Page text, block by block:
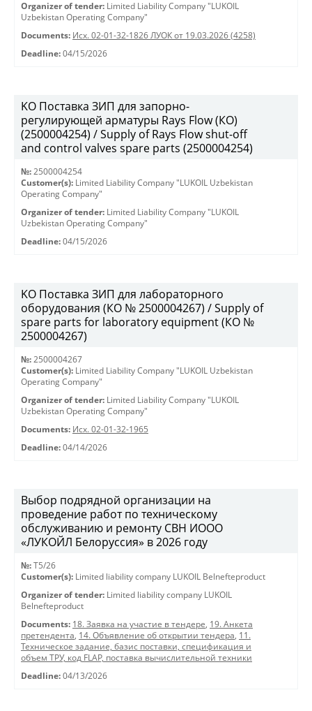
Organizer of tender: Limited Liability Company "LUKOIL
Uzbekistan Operating Company"
Documents: Исх. 02-01-32-1826 ЛУОК от 19.03.2026 (4258)
Deadline: 04/15/2026
KO Поставка ЗИП для запорно-
регулирующей арматуры Rays Flow (КО)
(2500004254) / Supply of Rays Flow shut-off
and control valves spare parts (2500004254)
№: 2500004254
Customer(s): Limited Liability Company "LUKOIL Uzbekistan
Operating Company"
Organizer of tender: Limited Liability Company "LUKOIL
Uzbekistan Operating Company"
Deadline: 04/15/2026
KO Поставка ЗИП для лабораторного
оборудования (КО № 2500004267) / Supply of
spare parts for laboratory equipment (КО №
2500004267)
№: 2500004267
Customer(s): Limited Liability Company "LUKOIL Uzbekistan
Operating Company"
Organizer of tender: Limited Liability Company "LUKOIL
Uzbekistan Operating Company"
Documents: Исх. 02-01-32-1965
Deadline: 04/14/2026
Выбор подрядной организации на
проведение работ по техническому
обслуживанию и ремонту СВН ИООО
«ЛУКОЙЛ Белоруссия» в 2026 году
№: T5/26
Customer(s): Limited liability company LUKOIL Belnefteproduct
Organizer of tender: Limited liability company LUKOIL
Belnefteproduct
Documents: 18. Заявка на участие в тендере, 19. Анкета
претендента, 14. Объявление об открытии тендера, 11.
Техническое задание, базис поставки, спецификация и
объем ТРУ, код FLAP, поставка вычислительной техники
Deadline: 04/13/2026